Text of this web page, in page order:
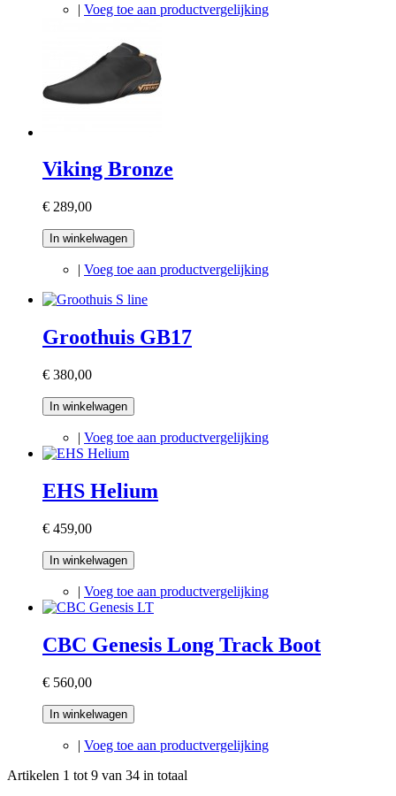
| Voeg toe aan productvergelijking
Viking Bronze
€ 289,00
In winkelwagen
| Voeg toe aan productvergelijking
Groothuis GB17
€ 380,00
In winkelwagen
| Voeg toe aan productvergelijking
EHS Helium
€ 459,00
In winkelwagen
| Voeg toe aan productvergelijking
CBC Genesis Long Track Boot
€ 560,00
In winkelwagen
| Voeg toe aan productvergelijking
Artikelen 1 tot 9 van 34 in totaal